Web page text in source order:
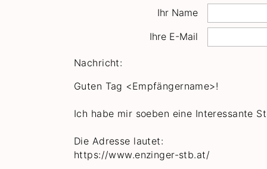
Ihr Name
Ihre E-Mail
Nachricht:
Guten Tag <Empfängername>!
Ich habe mir soeben eine Interessante
Die Adresse lautet:
https://www.enzinger-stb.at/